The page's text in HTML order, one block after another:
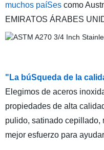
muchos paíSescomo
EMIRATOS ÁRABES
"La búSqueda de la
Elegimos de aceros
propiedades de alta
pulido, satinado cepillado,
mejor esfuerzo para